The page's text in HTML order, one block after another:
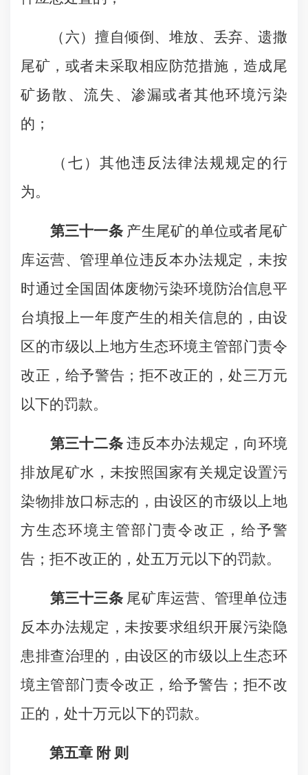
（六）擅自倾倒、堆放、丢弃、遗撒
尾矿，或者未采取相应防范措施，造成尾
矿扬散、流失、渗漏或者其他环境污染
的；
（七）其他违反法律法规规定的行
为。
第三十一条产生尾矿的单位或者尾矿
库运营、管理单位违反本办法规定，未按
时通过全国固体废物污染环境防治信息平
台填报上一年度产生的相关信息的，由设
区的市级以上地方生态环境主管部门责令
改正，给予警告；拒不改正的，处三万元
以下的罚款。
第三十二条违反本办法规定，向环境
排放尾矿水，未按照国家有关规定设置污
染物排放口标志的，由设区的市级以上地
方生态环境主管部门责令改正，给予警
告；拒不改正的，处五万元以下的罚款。
第三十三条尾矿库运营、管理单位违
反本办法规定，未按要求组织开展污染隐
患排查治理的，由设区的市级以上生态环
境主管部门责令改正，给予警告；拒不改
正的，处十万元以下的罚款。
第五章 附 则